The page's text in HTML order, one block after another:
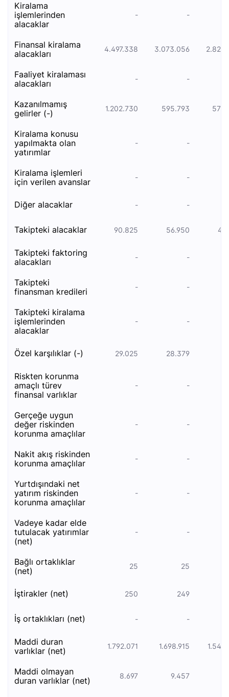
kiralama
i̇şlemlerinden
alacaklar
- -
finansal kiralama
alacakları
4.497.338 3.073.056
faaliyet kiralaması
alacakları
- -
kazanılmamış
gelirler (-)
1.202.730 595.793
kiralama konusu
yapılmakta olan
yatırımlar
- -
kiralama i̇şlemleri
i̇çin verilen avanslar
- -
di̇ğer alacaklar - -
taki̇pteki̇ alacaklar 90.825 56.950
takipteki faktoring
alacakları
- -
takipteki
finansman kredileri
- -
takipteki kiralama
i̇şlemlerinden
alacaklar
- -
özel karşılıklar (-) 29.025 28.379
ri̇skten korunma
amaçli türev
fi̇nansal varliklar
- -
gerçeğe uygun
değer riskinden
korunma amaçlılar
- -
nakit akış riskinden
korunma amaçlılar
- -
yurtdışındaki net
yatırım riskinden
korunma amaçlılar
- -
vadeye kadar elde
tutulacak yatirimlar
(net)
- -
bağli ortakliklar
(net)
25 25
i̇şti̇rakler (net) 250 249
i̇ş ortakliklari (net) - -
maddi̇ duran
varliklar (net)
1.792.071 1.698.915
maddi̇ olmayan
duran varliklar (net)
8.697 9.457